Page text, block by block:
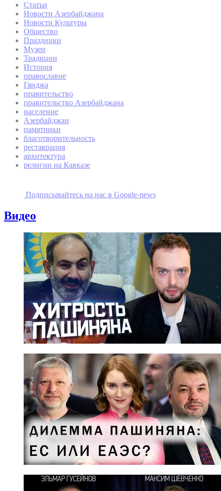
Статьи
Новости Азербайджана
Новости Культуры
Общество
Праздники
Музеи
Традиции
История
православие
Гянджа
правительство
правительство Азербайджана
население
Азербайджан
памятники
благотворительность
реставрация
архитектура
религии на Кавказе
Подписывайтесь на наc в Google-news
Видео